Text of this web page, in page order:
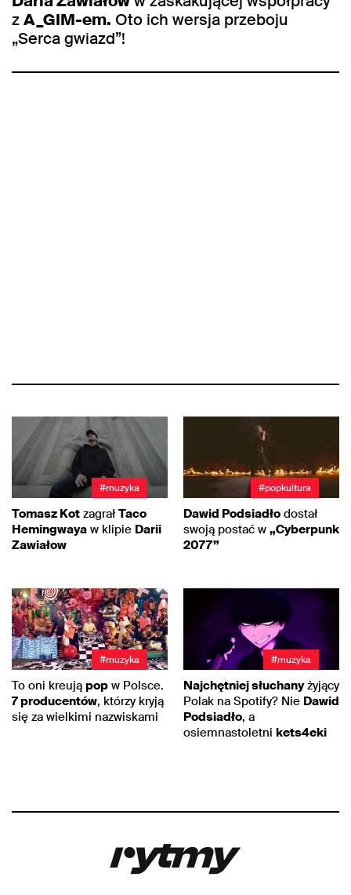
zA_GIM-em. Oto ich wersja przeboju
„Serca gwiazd”!
#muzyka
Tomasz Kot zagrał Taco
Hemingwaya w klipie Darii
Zawiałow
#popkultura
Dawid Podsiadło dostał
swoją postać w „Cyberpunk
2077”
#muzyka
To oni kreują pop w Polsce.
7 producentów, którzy kryją
się za wielkimi nazwiskami
#muzyka
Najchętniej słuchanyżyjący
Polak na Spotify? Nie Dawid
Podsiadło, a
osiemnastoletni kets4eki